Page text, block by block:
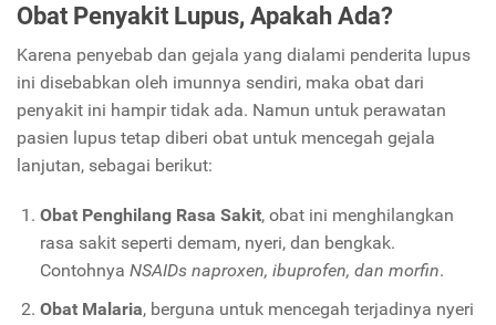
Obat Penyakit Lupus, Apakah Ada?
Karena penyebab dan gejala yang dialami penderita lupus
ini disebabkan oleh imunnya sendiri, maka obat dari
penyakit ini hampir tidak ada. Namun untuk perawatan
pasien lupus tetap diberi obat untuk mencegah gejala
lanjutan, sebagai berikut:
Obat Penghilang Rasa Sakit, obat ini menghilangkan
rasa sakit seperti demam, nyeri, dan bengkak.
Contohnya NSAIDs naproxen, ibuprofen, dan morfin.
Obat Malaria, berguna untuk mencegah terjadinya nyeri